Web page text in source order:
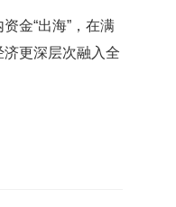
金“出海”，在满
更深层次融入全